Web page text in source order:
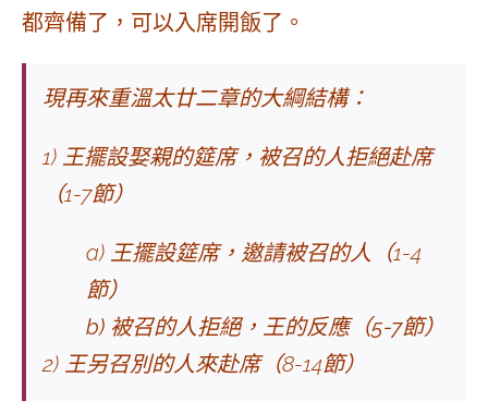
都齊備了，可以入席開飯了。
現再來重溫太廿二章的大綱結構：
1) 王擺設娶親的筵席，被召的人拒絕赴席
（1-7節）
a) 王擺設筵席，邀請被召的人（1-4
節）
b) 被召的人拒絕，王的反應（5-7節）
2) 王另召別的人來赴席（8-14節）